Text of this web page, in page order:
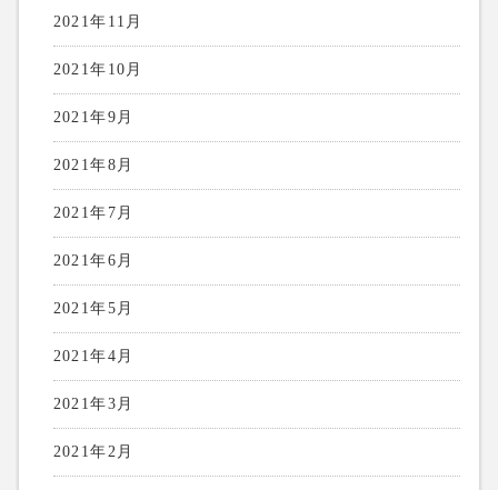
2021年11月
2021年10月
2021年9月
2021年8月
2021年7月
2021年6月
2021年5月
2021年4月
2021年3月
2021年2月